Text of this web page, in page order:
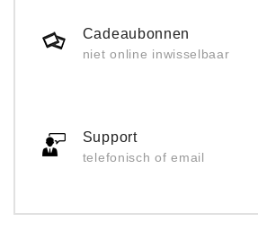
Cadeaubonnen
niet online inwisselbaar
Support
telefonisch of email